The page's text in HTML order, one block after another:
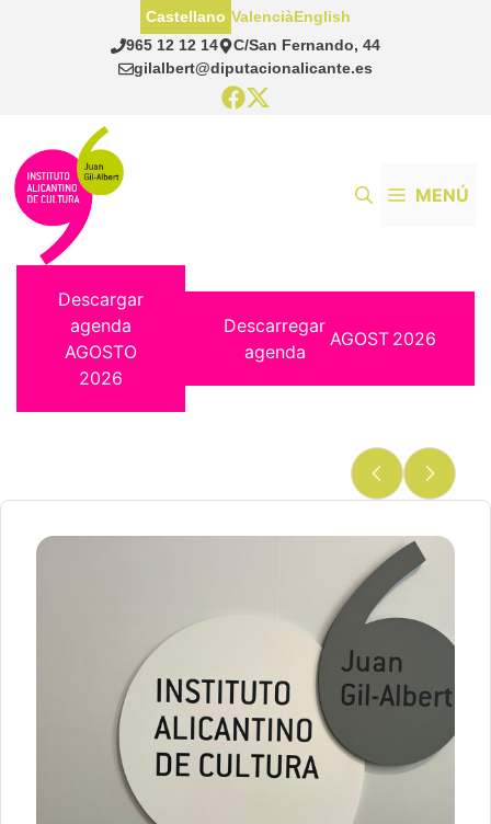
965 12 12 14
C/San Fernando, 44
gilalbert@diputacionalicante.es
Castellano ValenciàEnglish
MENÚ
Descargar
agenda
AGOSTO
2026
Descarregar
agenda
AGOST 2026